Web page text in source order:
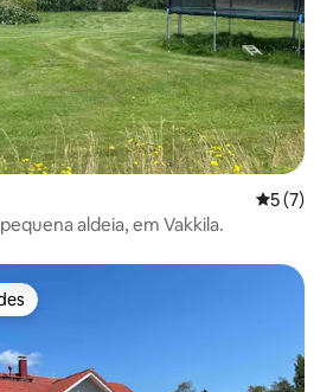
5 de
5 (7)
aldeia, em Vakkila.